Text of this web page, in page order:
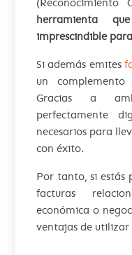
herramienta
imprescindible
Si además emites
un
Gracias a
perfectamente
necesarios para
con éxito.
Por tanto, si estás
facturas
económica o
ventajas de utilizar